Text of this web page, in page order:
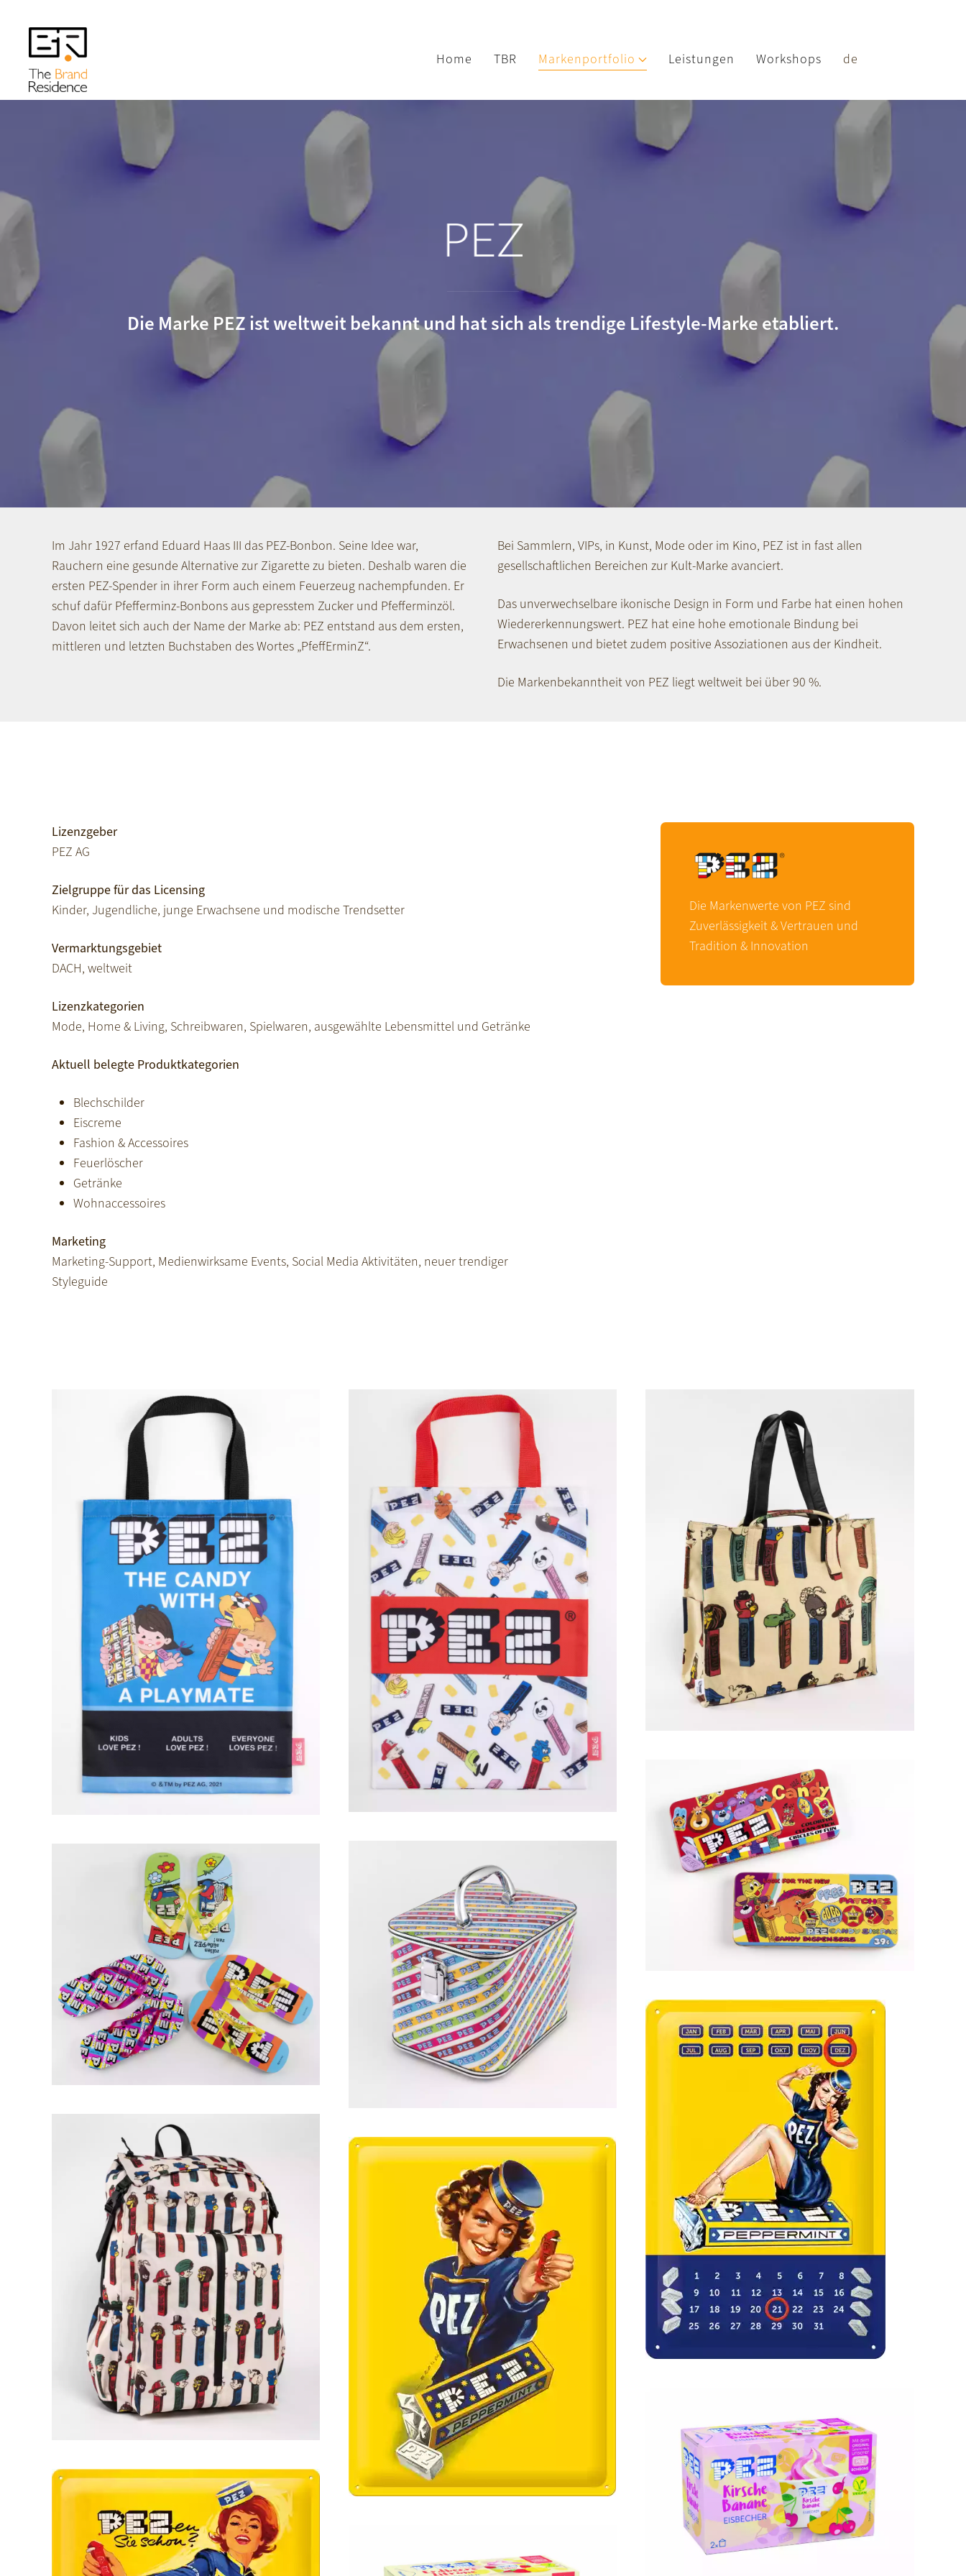
Home TBR Markenportfolio Leistungen Workshops de
PEZ
Die Marke PEZ ist weltweit bekannt und hat sich als trendige Lifestyle-Marke etabliert.
Im Jahr 1927 erfand Eduard Haas III das PEZ-Bonbon. Seine Idee war,
Rauchern eine gesunde Alternative zur Zigarette zu bieten. Deshalb waren die
ersten PEZ-Spender in ihrer Form auch einem Feuerzeug nachempfunden. Er
schuf dafür Pfefferminz-Bonbons aus gepresstem Zucker und Pfefferminzöl.
Davon leitet sich auch der Name der Marke ab: PEZ entstand aus dem ersten,
mittleren und letzten Buchstaben des Wortes „PfeffErminZ“.
Bei Sammlern, VIPs, in Kunst, Mode oder im Kino, PEZ ist in fast allen
gesellschaftlichen Bereichen zur Kult-Marke avanciert.
Das unverwechselbare ikonische Design in Form und Farbe hat einen hohen
Wiedererkennungswert. PEZ hat eine hohe emotionale Bindung bei
Erwachsenen und bietet zudem positive Assoziationen aus der Kindheit.
Die Markenbekanntheit von PEZ liegt weltweit bei über 90 %.
Lizenzgeber
PEZ AG
Zielgruppe für das Licensing
Kinder, Jugendliche, junge Erwachsene und modische Trendsetter
Vermarktungsgebiet
DACH, weltweit
Lizenzkategorien
Mode, Home & Living, Schreibwaren, Spielwaren, ausgewählte Lebensmittel und Getränke
Aktuell belegte Produktkategorien
Blechschilder
Eiscreme
Fashion & Accessoires
Feuerlöscher
Getränke
Wohnaccessoires
Marketing
Marketing-Support, Medienwirksame Events, Social Media Aktivitäten, neuer trendiger
Styleguide
Die Markenwerte von PEZ sind
Zuverlässigkeit & Vertrauen und
Tradition & Innovation